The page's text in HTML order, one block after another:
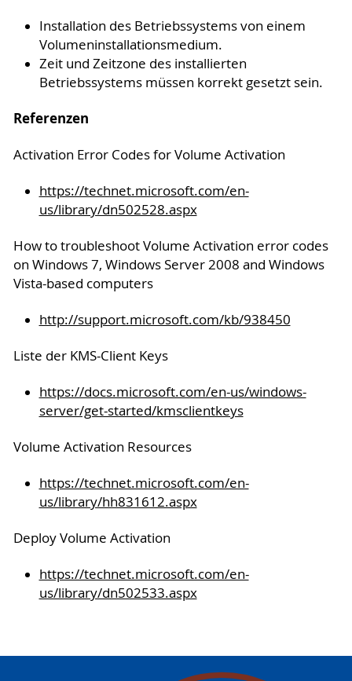
Installation des Betriebssystems von einem
Volumeninstallationsmedium.
Zeit und Zeitzone des installierten
Betriebssystems müssen korrekt gesetzt sein.
Referenzen
Activation Error Codes for Volume Activation
https://technet.microsoft.com/en-
us/library/dn502528.aspx
How to troubleshoot Volume Activation error codes
on Windows 7, Windows Server 2008 and Windows
Vista-based computers
http://support.microsoft.com/kb/938450
Liste der KMS-Client Keys
https://docs.microsoft.com/en-us/windows-
server/get-started/kmsclientkeys
Volume Activation Resources
https://technet.microsoft.com/en-
us/library/hh831612.aspx
Deploy Volume Activation
https://technet.microsoft.com/en-
us/library/dn502533.aspx